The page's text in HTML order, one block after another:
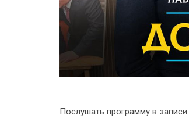
Послушать программу в записи: